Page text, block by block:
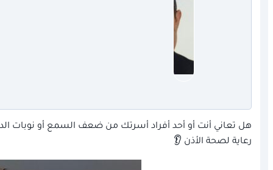
هل تعاني أنت أو أحد أفراد أسرتك من ضعف السمع أو نوبات
رعاية لصحة الأذن 👂